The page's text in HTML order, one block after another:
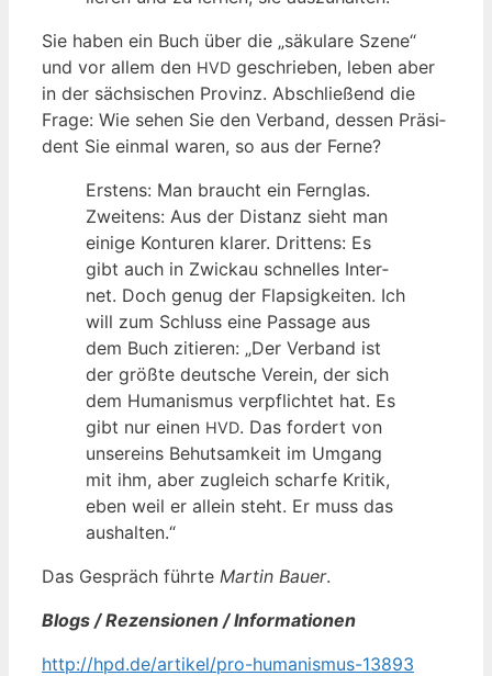
Sie haben ein Buch über die „säku­la­re Sze­ne“
und vor allem den HVD geschrie­ben, leben aber
in der säch­si­schen Pro­vinz. Abschlie­ßend die
Fra­ge: Wie sehen Sie den Ver­band, des­sen Prä­si­
dent Sie ein­mal waren, so aus der Ferne?
Ers­tens: Man braucht ein Fern­glas.
Zwei­tens: Aus der Distanz sieht man
eini­ge Kon­tu­ren kla­rer. Drit­tens: Es
gibt auch in Zwi­ckau schnel­les Inter­
net. Doch genug der Flap­sig­kei­ten. Ich
will zum Schluss eine Pas­sa­ge aus
dem Buch zitie­ren: „Der Ver­band ist
der größ­te deut­sche Ver­ein, der sich
dem Huma­nis­mus ver­pflich­tet hat. Es
gibt nur einen HVD. Das for­dert von
unser­eins Behut­sam­keit im Umgang
mit ihm, aber zugleich schar­fe Kri­tik,
eben weil er allein steht. Er muss das
aushalten.“
Das Gespräch führ­te Mar­tin Bau­er.
Blogs / Rezen­sio­nen / Informationen
http://hpd.de/artikel/pro-humanismus-13893